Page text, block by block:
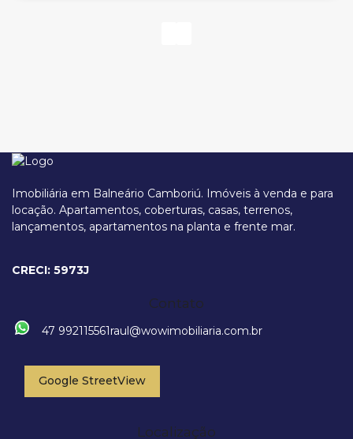
Imobiliária em Balneário Camboriú. Imóveis à venda e para
locação. Apartamentos, coberturas, casas, terrenos,
lançamentos, apartamentos na planta e frente mar.
CRECI: 5973J
Contato
47 992115561raul@wowimobiliaria.com.br
Google StreetView
Localização